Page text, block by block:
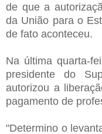
de que a
da União para o
de fato aconteceu.
Na última quarta-
presidente do
autorizou a
pagamento de
"Determino o